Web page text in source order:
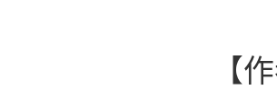
【